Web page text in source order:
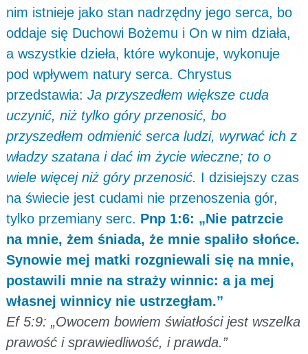
nim istnieje jako stan nadrzędny jego serca, bo
oddaje się Duchowi Bożemu i On w nim działa,
a wszystkie dzieła, które wykonuje, wykonuje
pod wpływem natury serca. Chrystus
przedstawia: Ja przyszedłem większe cuda
uczynić, niż tylko góry przenosić, bo
przyszedłem odmienić serca ludzi, wyrwać ich z
władzy szatana i dać im życie wieczne; to o
wiele więcej niż góry przenosić. I dzisiejszy czas
na świecie jest cudami nie przenoszenia gór,
tylko przemiany serc. Pnp 1:6: „Nie patrzcie
na mnie, żem śniada, że mnie spaliło słońce.
Synowie mej matki rozgniewali się na mnie,
postawili mnie na straży winnic: a ja mej
własnej winnicy nie ustrzegłam.”
Ef 5:9: „Owocem bowiem światłości jest wszelka
prawość i sprawiedliwość, i prawda.”